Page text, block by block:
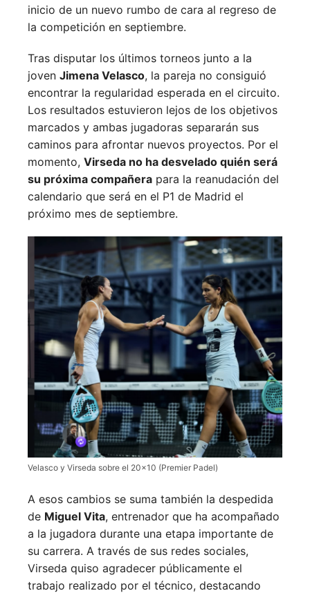
inicio de un nuevo rumbo de cara al regreso de
la competición en septiembre.
Tras disputar los últimos torneos junto a la
joven Jimena Velasco, la pareja no consiguió
encontrar la regularidad esperada en el circuito.
Los resultados estuvieron lejos de los objetivos
marcados y ambas jugadoras separarán sus
caminos para afrontar nuevos proyectos. Por el
momento, Virseda no ha desvelado quién será
su próxima compañera para la reanudación del
calendario que será en el P1 de Madrid el
próximo mes de septiembre.
Velasco y Virseda sobre el 20×10 (Premier Padel)
A esos cambios se suma también la despedida
de Miguel Vita, entrenador que ha acompañado
a la jugadora durante una etapa importante de
su carrera. A través de sus redes sociales,
Virseda quiso agradecer públicamente el
trabajo realizado por el técnico, destacando